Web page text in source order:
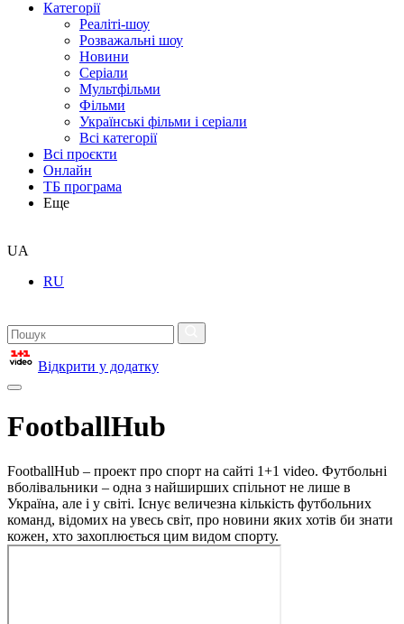
Категорії
Реаліті-шоу
Розважальні шоу
Новини
Серіали
Мультфільми
Фільми
Українські фільми і серіали
Всі категорії
Всі проєкти
Онлайн
ТБ програма
Еще
UA
RU
Відкрити у додатку
FootballHub
FootballHub – проект про спорт на сайті 1+1 video. Футбольні
вболівальники – одна з найширших спільнот не лише в
Україна, але і у світі. Існує величезна кількість футбольних
команд, відомих на увесь світ, про новини яких хотів би знати
кожен, хто захоплюється цим видом спорту.